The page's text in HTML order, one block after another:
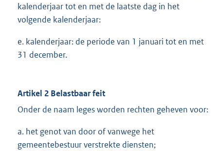
kalenderjaar tot en met de laatste dag in het
volgende kalenderjaar:
e. kalenderjaar: de periode van 1 januari tot en met
31 december.
Artikel 2 Belastbaar feit
Onder de naam leges worden rechten geheven voor:
a. het genot van door of vanwege het
gemeentebestuur verstrekte diensten;